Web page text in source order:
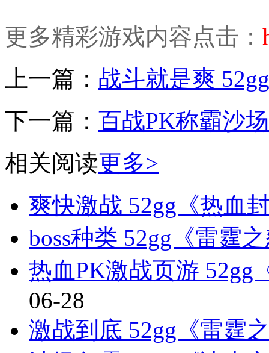
更多精彩游戏内容点击：
上一篇： 战斗就是爽
下一篇： 百战PK称霸沙
相关阅读更多>
爽快激战 52gg《热血
boss种类 52gg《雷霆
热血PK激战页游 52gg
06-28
激战到底 52gg《雷霆